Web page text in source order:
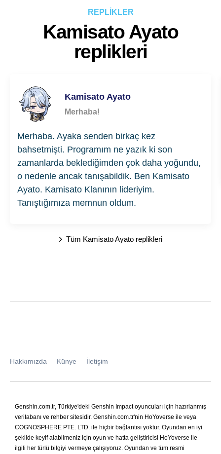
REPLİKLER
Kamisato Ayato
replikleri
Merhaba. Ayaka senden birkaç kez
bahsetmişti. Programım ne yazık ki son
zamanlarda beklediğimden çok daha yoğundu,
o nedenle ancak tanışabildik. Ben Kamisato
Ayato. Kamisato Klanının lideriyim.
Tanıştığımıza memnun oldum.
Kamisato Ayato
Merhaba!
Tüm Kamisato Ayato replikleri
Hakkımızda Künye İletişim
Genshin.com.tr, Türkiye'deki Genshin Impact oyuncuları için hazırlanmış
veritabanı ve rehber sitesidir. Genshin.com.tr'nin HoYoverse ile veya
COGNOSPHERE PTE. LTD. ile hiçbir bağlantısı yoktur. Oyundan en iyi
şekilde keyif alabilmeniz için oyun ve hatta geliştiricisi HoYoverse ile
ilgili her türlü bilgiyi vermeye çalışıyoruz. Oyundan ve tüm resmi